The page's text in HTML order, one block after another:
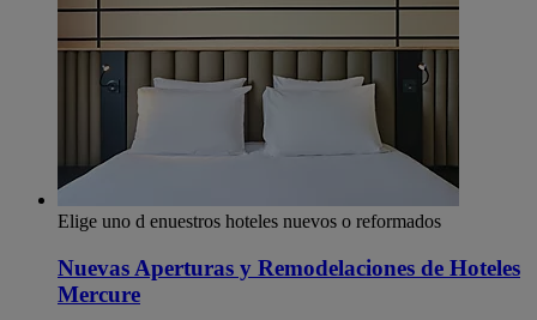
Elige uno d enuestros hoteles nuevos o reformados
Nuevas Aperturas y Remodelaciones de Hoteles
Mercure